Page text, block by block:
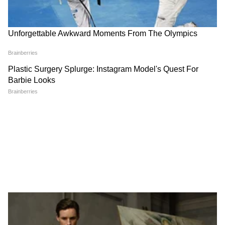
त्यांच्याशिवाय आयुष्याला काहीच अर्थ नसतो.
EPFO Claim : पीएफचे पैसे
तुकाराम मुंढे: अनालॉग पनीरवर बंदी | FDA |